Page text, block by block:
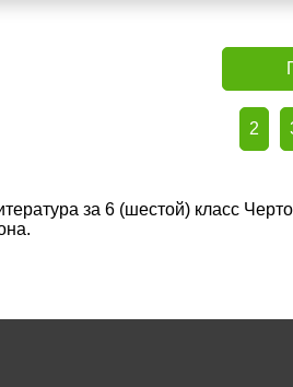
2
за 6 (шестой) класс